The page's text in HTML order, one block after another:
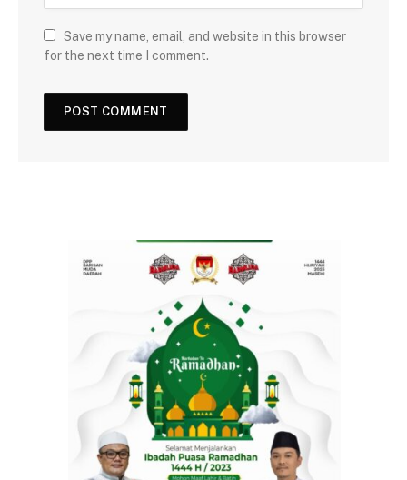
Save my name, email, and website in this browser
for the next time I comment.